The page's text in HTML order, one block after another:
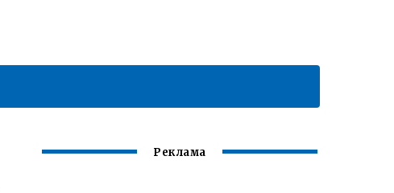
Реклама